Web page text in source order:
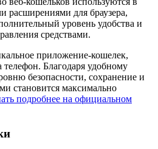
расширениями для браузера,
уровень удобства и
средствами.
приложение-кошелек,
Благодаря удобному
безопасности, сохранение и
становится максимально
подробнее на официальном